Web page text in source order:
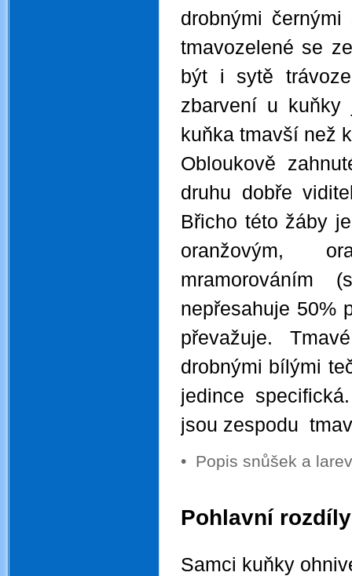
drobnými
tmavozelené se
být i sytě
zbarvení u kuňky
kuňka tmavší než
Obloukově
druhu dobře
Břicho této žáby
oranžovým,
mramorováním
nepřesahuje 50%
převažuje.
drobnými bílými
jedince
jsou zespodu
• Popis snůšek a
Pohlavní
Samci kuňky